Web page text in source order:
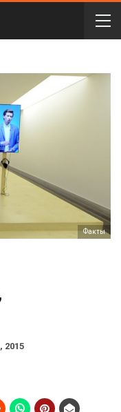
Факты
2015